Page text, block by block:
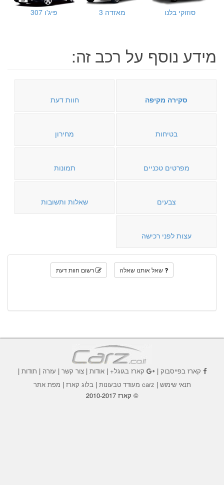
סוזוקי בלנו מאזדה 3 פיג'ו 307
מידע נוסף על רכב זה:
סקירה מקיפה חוות דעת
בטיחות מחירון
מפרטים טכניים תמונות
צבעים שאלות ותשובות
עצות לפני רכישה
שאל אותנו שאלה רשום חוות דעת
קארז בפייסבוק| קארז בגוגל+|אודות |צור קשר | עזרה | תודות |
תנאי שימוש | carz מעודד טבעונות | בלוג קארז | מפת אתר
© קארז 2010-2017